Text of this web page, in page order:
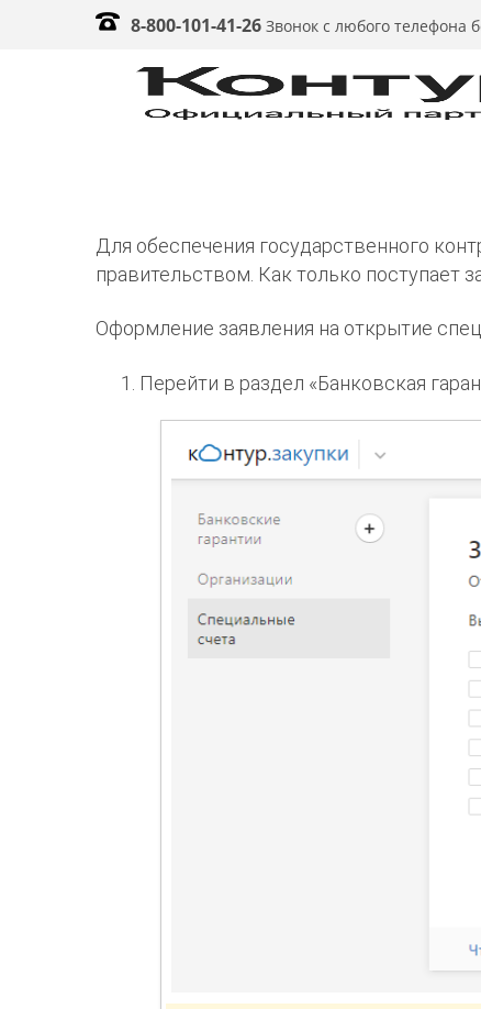
8-800-101-41-26 Звонок с любого телефона
Для обеспечения государственного
правительством. Как только поступает
Оформление заявления на открытие
Перейти в раздел «Банковская